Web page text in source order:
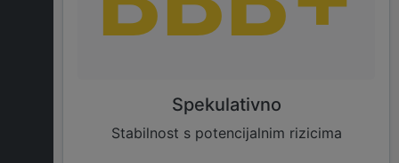
Spekulativno
Stabilnost s potencijalnim rizicima